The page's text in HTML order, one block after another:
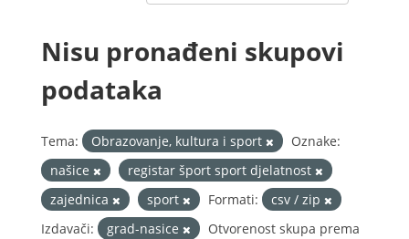
Nisu pronađeni skupovi
podataka
Tema: Obrazovanje, kultura i sport
Oznake:
našice
registar šport sport djelatnost
zajednica
sport Formati:
csv / zip
Izdavači:
grad-nasice
Otvorenost skupa prema